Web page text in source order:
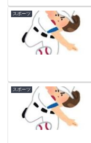
スポーツ
スポーツ